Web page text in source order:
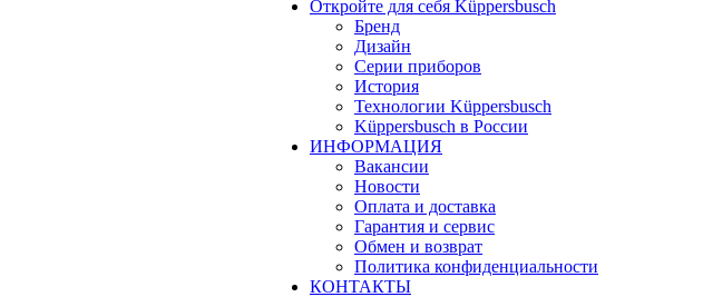
Откройте для себя Küppersbusch
Бренд
Дизайн
Серии приборов
История
Технологии Küppersbusch
Küppersbusch в России
ИНФОРМАЦИЯ
Вакансии
Новости
Оплата и доставка
Гарантия и сервис
Обмен и возврат
Политика конфиденциальности
КОНТАКТЫ